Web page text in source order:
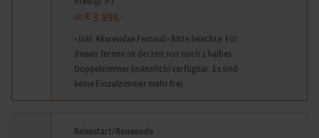
ab € 3.999,-
• inkl. Akwesidae Festival • Bitte beachte: Für
diesen Termin ist derzeit nur noch 1 halbes
Doppelzimmer (männlich) verfügbar. Es sind
keine Einzelzimmer mehr frei.
Reisestart/Reiseende